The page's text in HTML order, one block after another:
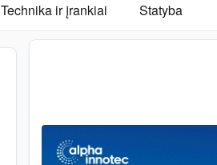
Technika ir įrankiai Statyba